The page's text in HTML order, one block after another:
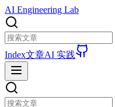
AI Engineering Lab
Index文章AI 实践